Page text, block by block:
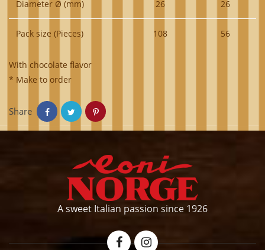
Diameter Ø (mm) 26 26
Pack size (Pieces) 108 56
With chocolate flavor
* Make to order
Share
A sweet Italian passion since 1926